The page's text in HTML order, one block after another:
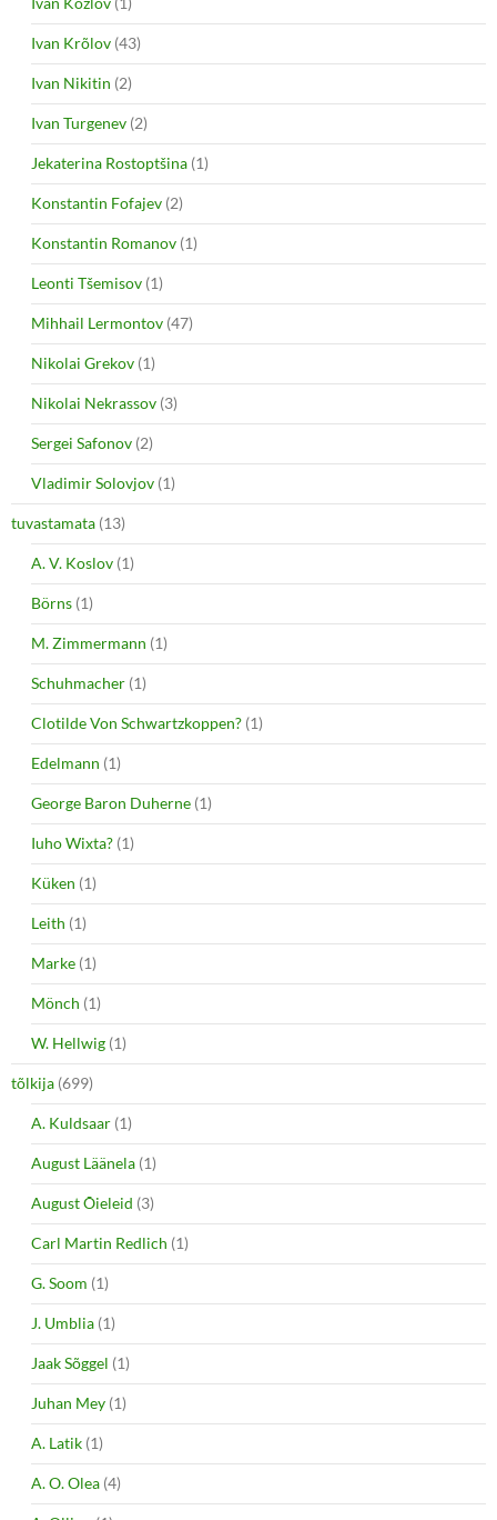
Ivan Krõlov (43)
Ivan Nikitin (2)
Ivan Turgenev (2)
Jekaterina Rostoptšina (1)
Konstantin Fofajev (2)
Konstantin Romanov (1)
Leonti Tšemisov (1)
Mihhail Lermontov (47)
Nikolai Grekov (1)
Nikolai Nekrassov (3)
Sergei Safonov (2)
Vladimir Solovjov (1)
tuvastamata (13)
A. V. Koslov (1)
Börns (1)
M. Zimmermann (1)
Schuhmacher (1)
Clotilde Von Schwartzkoppen? (1)
Edelmann (1)
George Baron Duherne (1)
Iuho Wixta? (1)
Küken (1)
Leith (1)
Marke (1)
Mönch (1)
W. Hellwig (1)
tõlkija (699)
A. Kuldsaar (1)
August Läänela (1)
August Õieleid (3)
Carl Martin Redlich (1)
G. Soom (1)
J. Umblia (1)
Jaak Sõggel (1)
Juhan Mey (1)
A. Latik (1)
A. O. Olea (4)